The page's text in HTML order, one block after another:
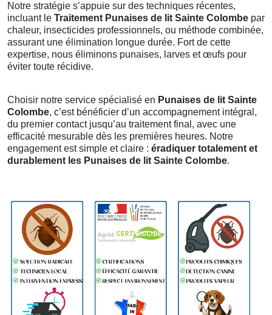
Notre stratégie s’appuie sur des techniques récentes,
incluant le Traitement Punaises de lit Sainte Colombe par
chaleur, insecticides professionnels, ou méthode combinée,
assurant une élimination longue durée. Fort de cette
expertise, nous éliminons punaises, larves et œufs pour
éviter toute récidive.
Choisir notre service spécialisé en Punaises de lit Sainte
Colombe, c’est bénéficier d’un accompagnement intégral,
du premier contact jusqu’au traitement final, avec une
efficacité mesurable dès les premières heures. Notre
engagement est simple et claire : éradiquer totalement et
durablement les Punaises de lit Sainte Colombe.